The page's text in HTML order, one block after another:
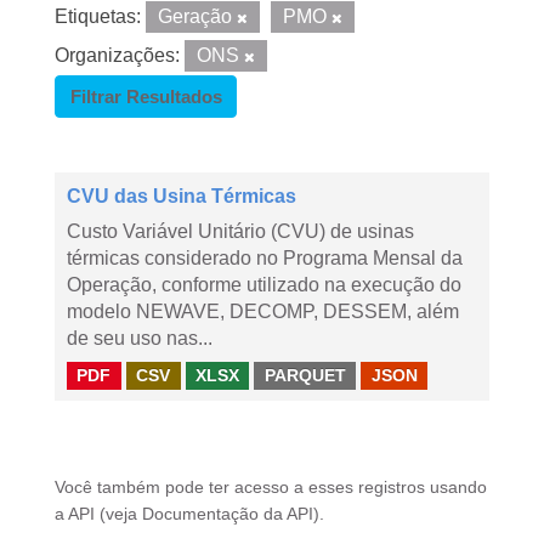
Etiquetas: Geração
PMO
Organizações:
ONS
Filtrar Resultados
CVU das Usina Térmicas
Custo Variável Unitário (CVU) de usinas
térmicas considerado no Programa Mensal da
Operação, conforme utilizado na execução do
modelo NEWAVE, DECOMP, DESSEM, além
de seu uso nas...
PDF CSV XLSX PARQUET JSON
Você também pode ter acesso a esses registros usando
a API (veja Documentação da API ).